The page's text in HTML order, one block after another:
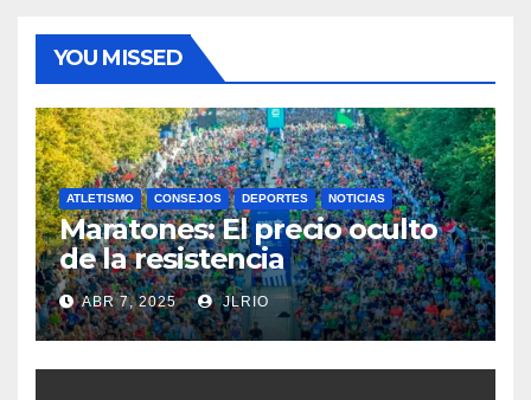
YOU MISSED
ATLETISMO CONSEJOS DEPORTES NOTICIAS
Maratones: El precio oculto
de la resistencia
ABR 7, 2025 JLRIO